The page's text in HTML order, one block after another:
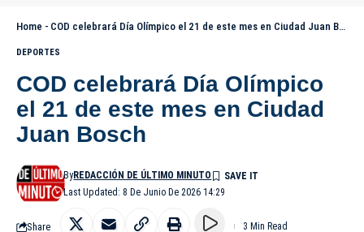
Home - COD celebrará Día Olímpico el 21 de este mes en Ciudad Juan Bosch
DEPORTES
COD celebrará Día Olímpico
el 21 de este mes en Ciudad
Juan Bosch
Last Updated: 8 De Junio De 2026 14:29
ByREDACCIÓN DE ÚLTIMO MINUTO
Share 3 Min Read